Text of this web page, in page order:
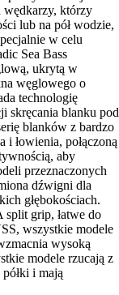
wędkarzy, którzy
lub na pół wodzie,
w celu
Sea Bass
ukrytą w
węglowego o
technologię
skręcania blanku pod
blanków z bardzo
łowienia, połączoną
aby
przeznaczonych
dźwigni dla
głębokościach.
grip, łatwe do
wszystkie modele
wysoką
modele rzucają z
i mają